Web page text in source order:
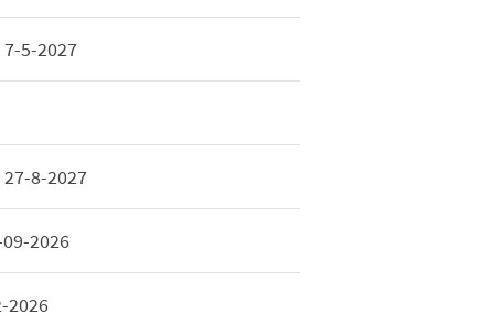
5-2027
8-2027
2026
2026